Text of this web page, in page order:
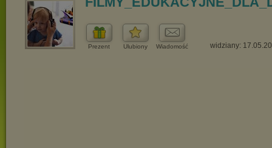
Prezent Ulubiony Wiadomość widziany: